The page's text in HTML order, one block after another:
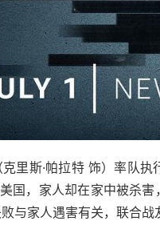
里斯·帕拉特 饰）率队
国，家人却在家中被杀
与家人遇害有关，联合战